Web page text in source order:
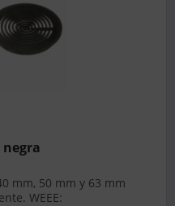
mm, 50 mm y 63 mm
WEEE: